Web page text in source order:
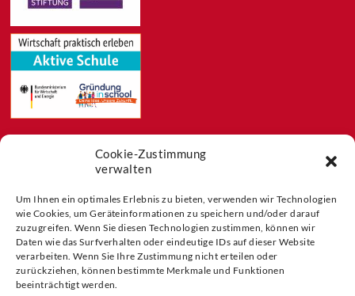
Cookie-Zustimmung
verwalten
Um Ihnen ein optimales Erlebnis zu bieten, verwenden wir Technologien
wie Cookies, um Geräteinformationen zu speichern und/oder darauf
zuzugreifen. Wenn Sie diesen Technologien zustimmen, können wir
Daten wie das Surfverhalten oder eindeutige IDs auf dieser Website
verarbeiten. Wenn Sie Ihre Zustimmung nicht erteilen oder
zurückziehen, können bestimmte Merkmale und Funktionen
beeinträchtigt werden.
Blog
Buchtipps
Partner der